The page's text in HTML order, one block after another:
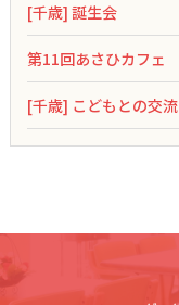
[千歳] 誕生会
第11回あさひカフェ
[千歳] こどもとの交流